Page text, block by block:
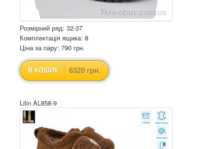
Розмірний ряд: 32-37
Комплектація ящика: 8
Ціна за пару: 790 грн.
В КОШИК 6320 грн.
Lilin AL858-9